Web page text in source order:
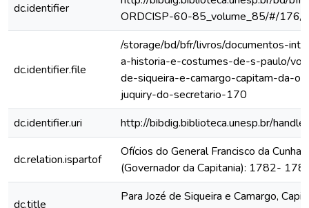
dc.identifier
ORDCISP-60-85_volume_85/#/176/
dc.identifier.file
/storage/bd/bfr/livros/documentos-
a-historia-e-costumes-de-s-paulo/
de-siqueira-e-camargo-capitam-da-
juquiry-do-secretario-170
dc.identifier.uri
http://bibdig.biblioteca.unesp.br/
dc.relation.ispartof
Ofícios do General Francisco da Cunha
(Governador da Capitania): 1782-
dc.title
Para Jozé de Siqueira e Camargo,